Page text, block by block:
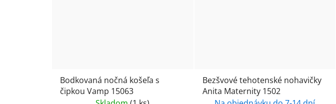
Bodkovaná nočná košeľa s
čipkou Vamp 15063
Bezšvové tehotenské nohavičky
Anita Maternity 1502